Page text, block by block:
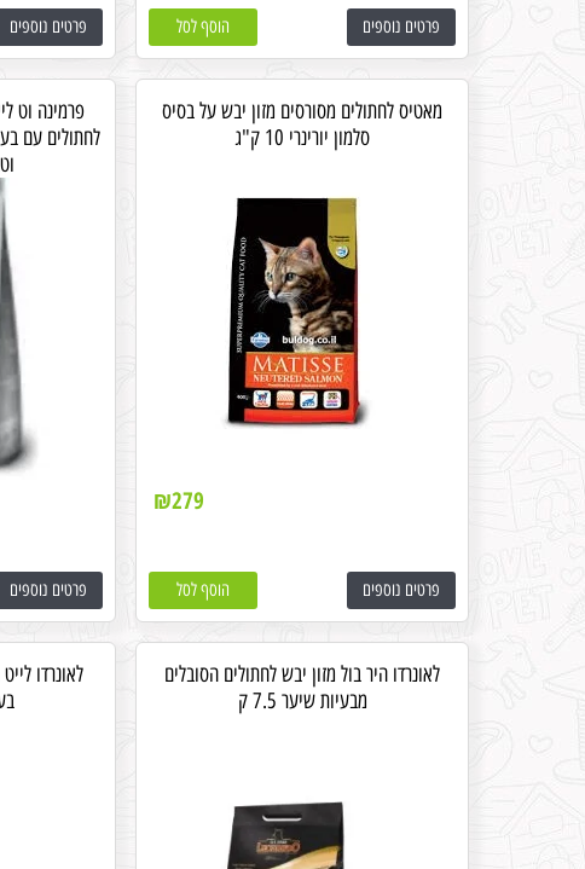
פרטים נוספים הוסף לסל פרטים נוספים
מאטיס לחתולים מסורסים מזון יבש על בסיס
סלמון יורינרי 10 ק"ג
₪279
פרטים נוספים הוסף לסל
פרמינה וט
לחתולים עם
פרטים נוספים
לאונרדו היר בול מזון יבש לחתולים הסובלים
מבעיות שיער 7.5 ק
לאונרדו